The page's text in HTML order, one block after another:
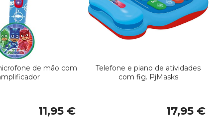
de mão com
11,95 €
Telefone e piano de atividades
com fig. PjMasks
17,95 €